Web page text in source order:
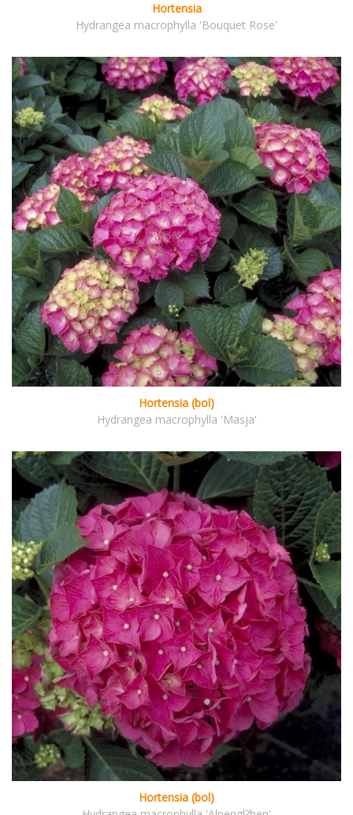
Hortensia
Hydrangea macrophylla 'Bouquet Rose'
Hortensia (bol)
Hydrangea macrophylla 'Masja'
Hortensia (bol)